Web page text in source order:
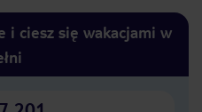
i ciesz się wakacjami w